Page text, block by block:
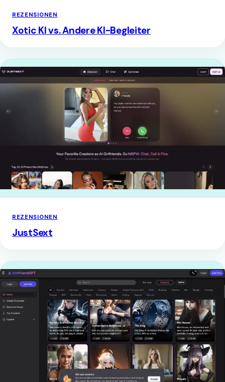
REZENSIONEN
Xotic KI vs. Andere KI-Begleiter
REZENSIONEN
JustSext